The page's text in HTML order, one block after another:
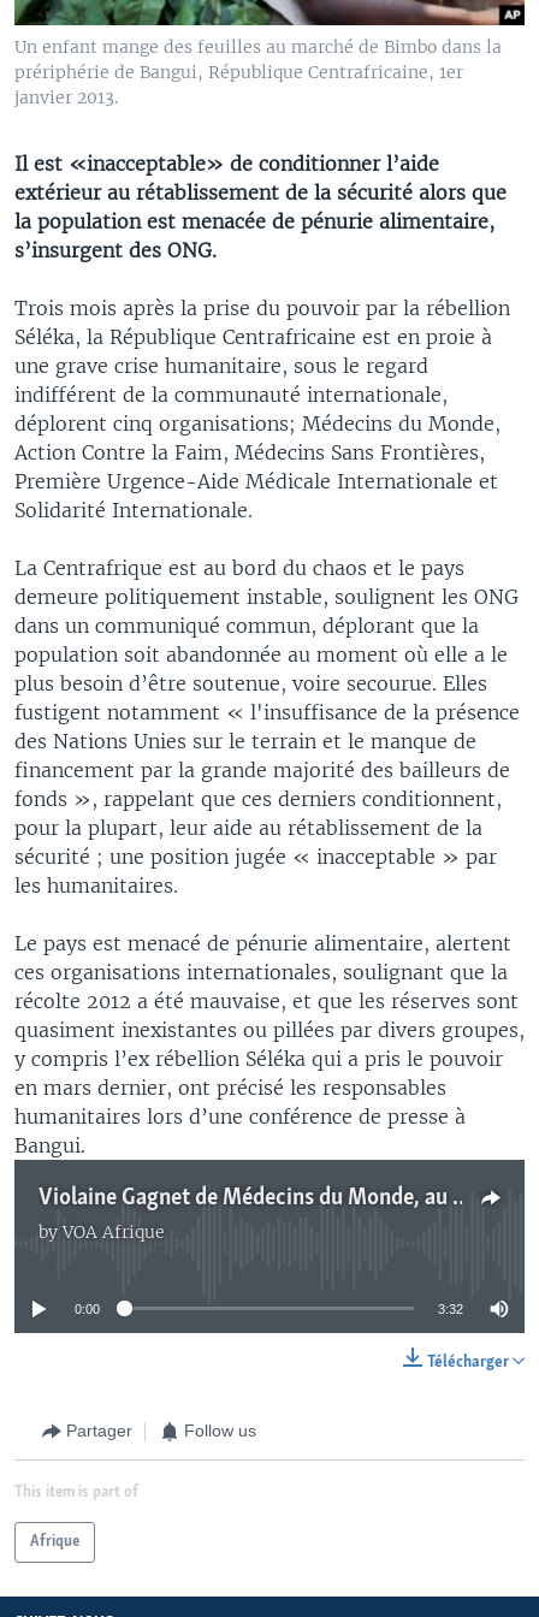
Un enfant mange des feuilles au marché de Bimbo dans la
prériphérie de Bangui, République Centrafricaine, 1er
janvier 2013.
Il est «inacceptable» de conditionner l’aide
extérieur au rétablissement de la sécurité alors que
la population est menacée de pénurie alimentaire,
s’insurgent des ONG.
Trois mois après la prise du pouvoir par la rébellion
Séléka, la République Centrafricaine est en proie à
une grave crise humanitaire, sous le regard
indifférent de la communauté internationale,
déplorent cinq organisations; Médecins du Monde,
Action Contre la Faim, Médecins Sans Frontières,
Première Urgence-Aide Médicale Internationale et
Solidarité Internationale.
La Centrafrique est au bord du chaos et le pays
demeure politiquement instable, soulignent les ONG
dans un communiqué commun, déplorant que la
population soit abandonnée au moment où elle a le
plus besoin d’être soutenue, voire secourue. Elles
fustigent notamment « l'insuffisance de la présence
des Nations Unies sur le terrain et le manque de
financement par la grande majorité des bailleurs de
fonds », rappelant que ces derniers conditionnent,
pour la plupart, leur aide au rétablissement de la
sécurité ; une position jugée « inacceptable » par
les humanitaires.
Le pays est menacé de pénurie alimentaire, alertent
ces organisations internationales, soulignant que la
récolte 2012 a été mauvaise, et que les réserves sont
quasiment inexistantes ou pillées par divers groupes,
y compris l’ex rébellion Séléka qui a pris le pouvoir
en mars dernier, ont précisé les responsables
humanitaires lors d’une conférence de presse à
Bangui.
Violaine Gagnet de Médecins du Monde, au micro de Camille Grosdidier
byVOA Afrique
No media source currently available
0:00 3:32
Télécharger
Partager Follow us
This item is part of
Afrique